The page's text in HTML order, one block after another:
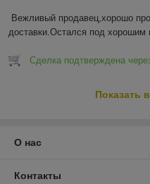
Вежливый продавец,хорошо
доставки.Остался под хорошим
Сделка подтверждена
Показать
О нас
Контакты